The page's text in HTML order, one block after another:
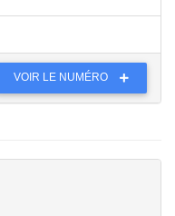
VOIR LE NUMÉRO